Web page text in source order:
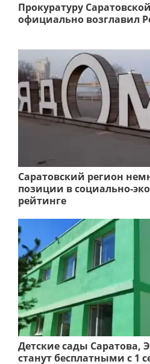
Прокуратуру
официально возглавил
Саратовский регион
позиции в социально-
рейтинге
Детские сады Саратова,
станут бесплатными с 1